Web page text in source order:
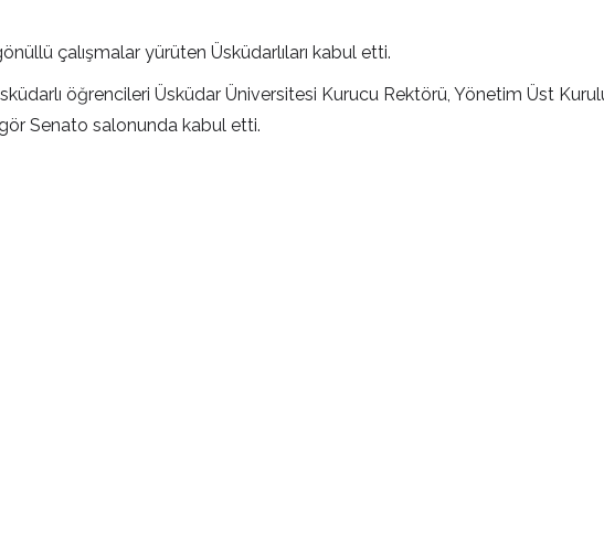
çalışmalar yürüten Üsküdarlıları kabul etti.
öğrencileri Üsküdar Üniversitesi Kurucu Rektörü, Yönetim Üst
Senato salonunda kabul etti.